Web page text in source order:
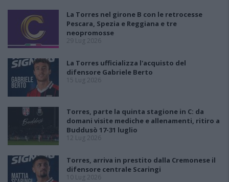
La Torres nel girone B con le retrocesse
Pescara, Spezia e Reggiana e tre
neopromosse
29 Lug 2026
La Torres ufficializza l'acquisto del
difensore Gabriele Berto
15 Lug 2026
Torres, parte la quinta stagione in C: da
domani visite mediche e allenamenti, ritiro a
Buddusò 17-31 luglio
12 Lug 2026
Torres, arriva in prestito dalla Cremonese il
difensore centrale Scaringi
10 Lug 2026